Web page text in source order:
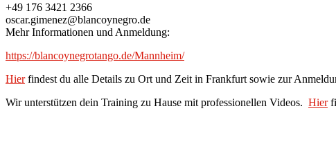
+49 176 3421 2366
oscar.gimenez@blancoynegro.de
Mehr Informationen und Anmeldung:
https://blancoynegrotango.de/Mannheim/
Hierfindest du alle Details zu Ort und Zeit in Frankfurt sowie zur
Wir unterstützen dein Training zu Hause mit professionellen Videos. Hier